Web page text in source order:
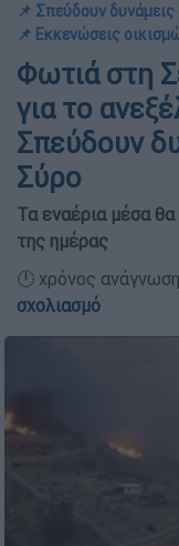
📌 Σπεύδουν
📌 Εκκενώσεις
Φωτιά στη
για το
Σπεύδουν
Σύρο
Τα εναέρια μέσα
της ημέρας
🕛 χρόνος
σχολιασμό